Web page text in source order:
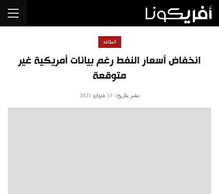
انخفاض أسعار النفط رغم بيانات أمريكية غير
متوقعة
الطاقة
نشر بتاريخ: 10 فبراير 2021